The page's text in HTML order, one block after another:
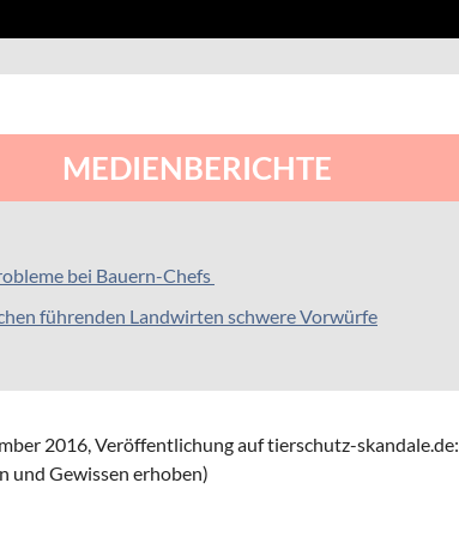
MEDIENBERICHTE
bei Bauern-Chefs
führenden Landwirten schwere Vorwürfe
2016,Veröffentlichung auf tierschutz-skandale.de:
und Gewissen erhoben)